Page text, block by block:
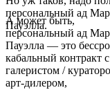
персональный ад
Пауэлла.
А может быть,
персональный ад
Пауэлла — это
кабальный контракт
галеристом /
арт-дилером,